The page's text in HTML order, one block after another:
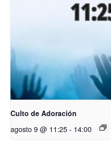
Culto de Adoración
agosto 9 @ 11:25- 14:00